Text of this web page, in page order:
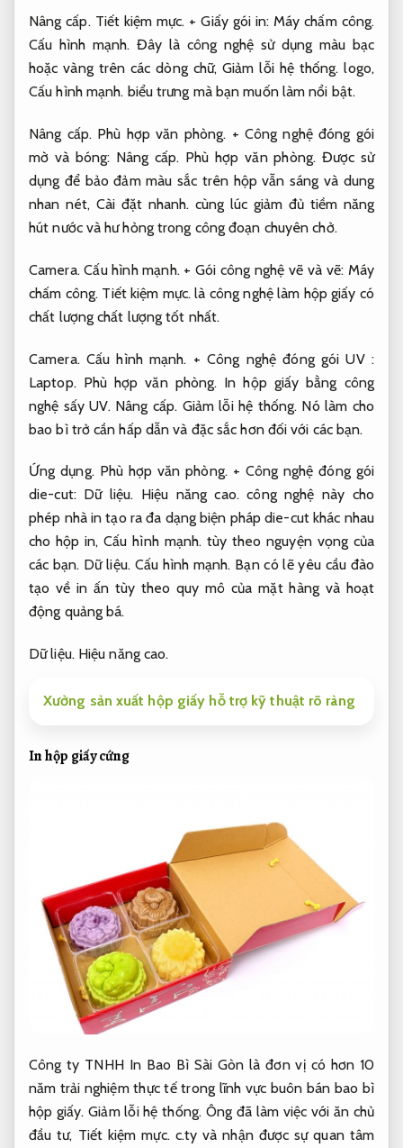
Nâng cấp. Tiết kiệm mực. + Giấy gói in:Máy chấm công.
Cấu hình mạnh. Đây là công nghệ sử dụng màu bạc
hoặc vàng trên các dòng chữ,Giảm lỗi hệ thống. logo,
Cấu hình mạnh. biểu trưng mà bạn muốn làm nổi bật.
Nâng cấp. Phù hợp văn phòng. + Công nghệ đóng gói
mờ và bóng: Nâng cấp. Phù hợp văn phòng.Được sử
dụng để bảo đảm màu sắc trên hộp vẫn sáng và dung
nhan nét, Cài đặt nhanh. cùng lúc giảm đủ tiềm năng
hút nước và hư hỏng trong công đoạn chuyên chở.
Camera. Cấu hình mạnh.+ Gói công nghệ vẽ và vẽ: Máy
chấm công. Tiết kiệm mực. là công nghệ làm hộp giấy có
chất lượng chất lượng tốt nhất.
Camera. Cấu hình mạnh. + Công nghệ đóng gói UV :
Laptop. Phù hợp văn phòng. In hộp giấy bằng công
nghệ sấy UV. Nâng cấp. Giảm lỗi hệ thống. Nó làm cho
bao bì trở cần hấp dẫn và đặc sắc hơn đối với các bạn.
Ứng dụng. Phù hợp văn phòng.+ Công nghệ đóng gói
die-cut: Dữ liệu. Hiệu năng cao.công nghệ này cho
phép nhà in tạo ra đa dạng biện pháp die-cut khác nhau
cho hộp in,Cấu hình mạnh. tùy theo nguyện vọng của
các bạn. Dữ liệu. Cấu hình mạnh. Bạn có lẽ yêu cầu đào
tạo về in ấn tùy theo quy mô của mặt hàng và hoạt
động quảng bá.
Dữ liệu. Hiệu năng cao.
Xưởng sản xuất hộp giấy hỗ trợ kỹ thuật rõ ràng
In hộp giấy cứng
Công ty TNHH In Bao Bì Sài Gòn là đơn vị có hơn 10
năm trải nghiệm thực tế trong lĩnh vực buôn bán bao bì
hộp giấy.Giảm lỗi hệ thống.Ông đã làm việc với ăn chủ
đầu tư, Tiết kiệm mực.c.ty và nhận được sự quan tâm